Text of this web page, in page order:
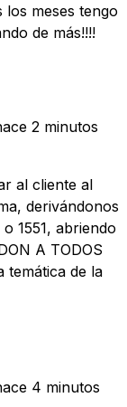
los meses tengo
de más!!!!
2 minutos
al cliente al
derivándonos
1551, abriendo
A TODOS
temática de la
4 minutos